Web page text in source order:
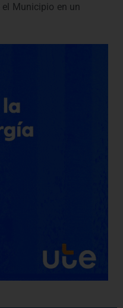
Municipio en un